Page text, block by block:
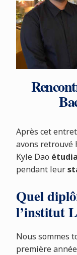
Après cet
avons retrouvé
Kyle Dao
pendant leur
Quel
l’institut
Nous sommes
première